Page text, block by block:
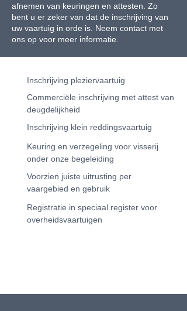
afnemen van keuringen en attesten. Zo
bent u er zeker van dat de inschrijving van
uw vaartuig in orde is. Neem contact met
ons op voor meer informatie.
Inschrijving pleziervaartuig
Commerciële inschrijving met attest van
deugdelijkheid
Inschrijving klein reddingsvaartuig
Keuring en verzegeling voor visserij
onder onze begeleiding
Voorzien juiste uitrusting per
vaargebied en gebruik
Registratie in speciaal register voor
overheidsvaartuigen